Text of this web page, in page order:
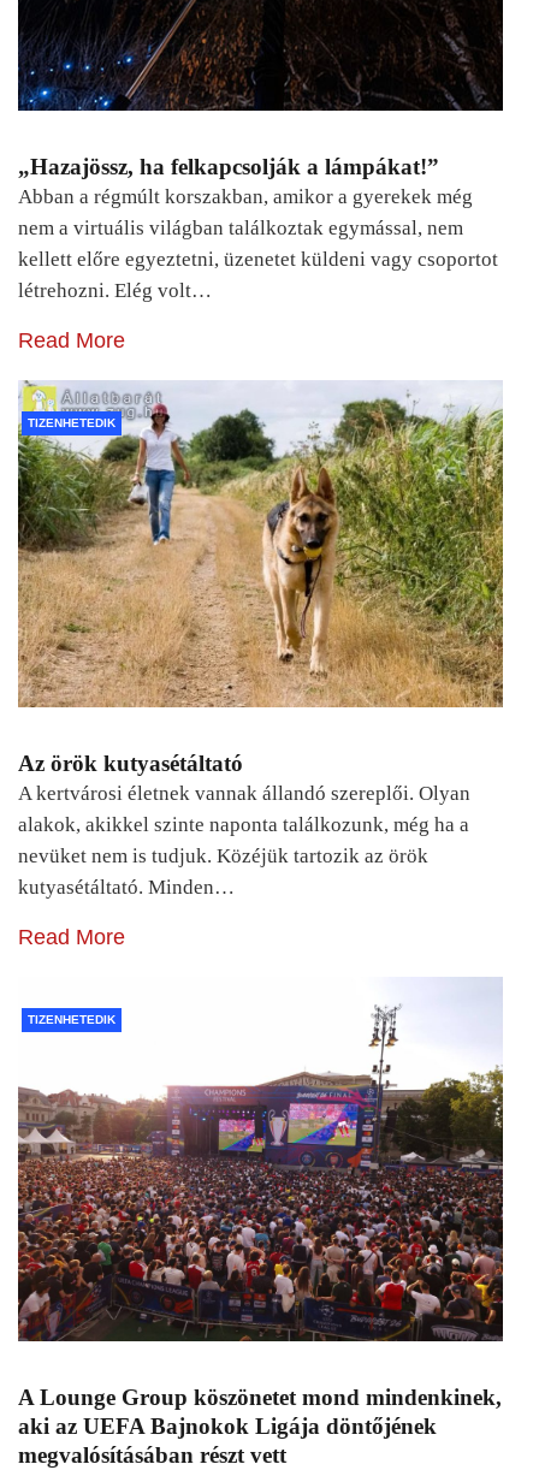
„Hazajössz, ha felkapcsolják a lámpákat!”
Abban a régmúlt korszakban, amikor a gyerekek még
nem a virtuális világban találkoztak egymással, nem
kellett előre egyeztetni, üzenetet küldeni vagy csoportot
létrehozni. Elég volt…
Read More
TIZENHETEDIK
Az örök kutyasétáltató
A kertvárosi életnek vannak állandó szereplői. Olyan
alakok, akikkel szinte naponta találkozunk, még ha a
nevüket nem is tudjuk. Közéjük tartozik az örök
kutyasétáltató. Minden…
Read More
TIZENHETEDIK
A Lounge Group köszönetet mond mindenkinek,
aki az UEFA Bajnokok Ligája döntőjének
megvalósításában részt vett